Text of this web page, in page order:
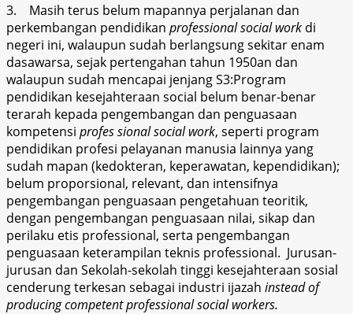
3. Masih terus belum mapannya perjalanan dan
perkembangan pendidikan professional social work di
negeri ini, walaupun sudah berlangsung sekitar enam
dasawarsa, sejak pertengahan tahun 1950an dan
walaupun sudah mencapai jenjang S3:Program
pendidikan kesejahteraan social belum benar-benar
terarah kepada pengembangan dan penguasaan
kompetensi profes sional social work, seperti program
pendidikan profesi pelayanan manusia lainnya yang
sudah mapan (kedokteran, keperawatan, kependidikan);
belum proporsional, relevant, dan intensifnya
pengembangan penguasaan pengetahuan teoritik,
dengan pengembangan penguasaan nilai, sikap dan
perilaku etis professional, serta pengembangan
penguasaan keterampilan teknis professional. Jurusan-
jurusan dan Sekolah-sekolah tinggi kesejahteraan sosial
cenderung terkesan sebagai industri ijazah instead of
producing competent professional social workers.